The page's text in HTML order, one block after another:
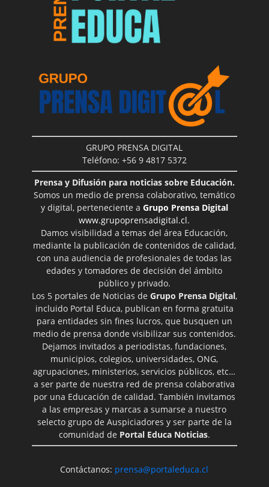
GRUPO PRENSA DIGITAL
Teléfono: +56 9 4817 5372
Prensa y Difusión para noticias sobre Educación.
Somos un medio de prensa colaborativo, temático
y digital, perteneciente a Grupo Prensa Digital
www.grupoprensadigital.cl.
Damos visibilidad a temas del área Educación,
mediante la publicación de contenidos de calidad,
con una audiencia de profesionales de todas las
edades y tomadores de decisión del ámbito
público y privado.
Los 5 portales de Noticias de Grupo Prensa Digital,
incluido Portal Educa, publican en forma gratuita
para entidades sin fines lucros, que busquen un
medio de prensa donde visibilizar sus contenidos.
Dejamos invitados a periodistas, fundaciones,
municipios, colegios, universidades, ONG,
agrupaciones, ministerios, servicios públicos, etc…
a ser parte de nuestra red de prensa colaborativa
por una Educación de calidad. También invitamos
a las empresas y marcas a sumarse a nuestro
selecto grupo de Auspiciadores y ser parte de la
comunidad de Portal Educa Noticias.
Contáctanos: prensa@portaleduca.cl